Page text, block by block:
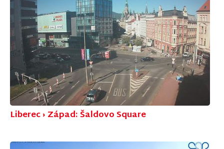
Liberec › Západ: Šaldovo Square